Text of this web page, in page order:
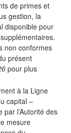
de primes et
gestion, la
disponible pour
non conformes
présent
pour plus
à la Ligne
capital –
l’Autorité des
mesure